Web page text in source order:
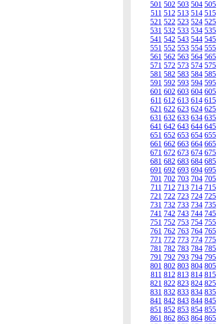
501 502 503 504 505
511 512 513 514 515
521 522 523 524 525
531 532 533 534 535
541 542 543 544 545
551 552 553 554 555
561 562 563 564 565
571 572 573 574 575
581 582 583 584 585
591 592 593 594 595
601 602 603 604 605
611 612 613 614 615
621 622 623 624 625
631 632 633 634 635
641 642 643 644 645
651 652 653 654 655
661 662 663 664 665
671 672 673 674 675
681 682 683 684 685
691 692 693 694 695
701 702 703 704 705
711 712 713 714 715
721 722 723 724 725
731 732 733 734 735
741 742 743 744 745
751 752 753 754 755
761 762 763 764 765
771 772 773 774 775
781 782 783 784 785
791 792 793 794 795
801 802 803 804 805
811 812 813 814 815
821 822 823 824 825
831 832 833 834 835
841 842 843 844 845
851 852 853 854 855
861 862 863 864 865